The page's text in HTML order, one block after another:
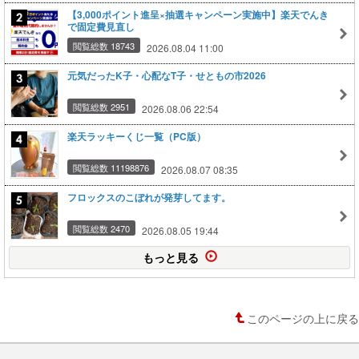
【3,000ポイント進呈×抽選キャンペーン実施中】楽天でんき
で固定費見直し
閲覧総数 18743 2026.08.04 11:00
元気だったK子・心配なT子・せともの市2026
閲覧総数 2951 2026.08.06 22:54
楽天ラッキーくじ一覧（PC版）
閲覧総数 11198876 2026.08.07 08:35
フロックスのこぼれが発芽してます。
閲覧総数 2470 2026.08.05 19:44
もっと見る
このページの上に戻る